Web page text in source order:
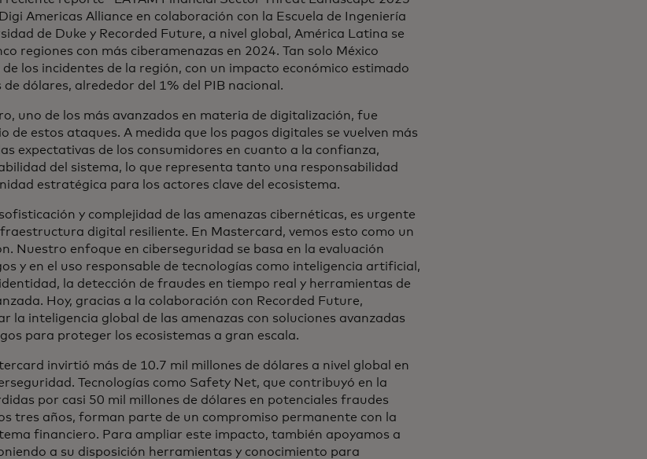
Americas Alliance en colaboración con la Escuela de Ingeniería
de Duke y Recorded Future, a nivel global, América Latina se
regiones con más ciberamenazas en 2024. Tan solo México
los incidentes de la región, con un impacto económico estimado
de dólares, alrededor del 1% del PIB nacional.
uno de los más avanzados en materia de digitalización, fue
de estos ataques. A medida que los pagos digitales se vuelven más
expectativas de los consumidores en cuanto a la confianza,
del sistema, lo que representa tanto una responsabilidad
estratégica para los actores clave del ecosistema.
y complejidad de las amenazas cibernéticas, es urgente
digital resiliente. En Mastercard, vemos esto como un
Nuestro enfoque en ciberseguridad se basa en la evaluación
y en el uso responsable de tecnologías como inteligencia artificial,
la detección de fraudes en tiempo real y herramientas de
Hoy, gracias a la colaboración con Recorded Future,
la inteligencia global de las amenazas con soluciones avanzadas
para proteger los ecosistemas a gran escala.
invirtió más de 10.7 mil millones de dólares a nivel global en
Tecnologías como Safety Net, que contribuyó en la
por casi 50 mil millones de dólares en potenciales fraudes
tres años, forman parte de un compromiso permanente con la
financiero. Para ampliar este impacto, también apoyamos a
a su disposición herramientas y conocimiento para